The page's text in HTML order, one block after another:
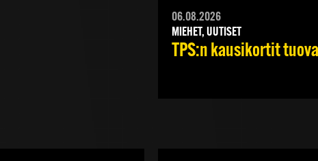
06.08.2026
MIEHET, UUTISET
TPS:n kausikortit